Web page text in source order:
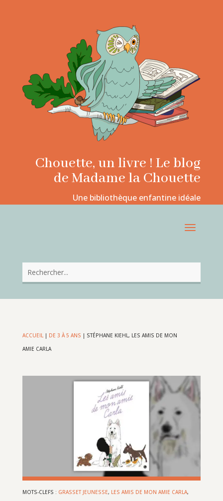
Chouette, un livre ! Le blog
de Madame la Chouette
Une bibliothèque enfantine idéale
ACCUEIL| DE 3 À 5 ANS | STÉPHANE KIEHL, LES AMIS DE MON
AMIE CARLA
MOTS-CLEFS : GRASSET JEUNESSE, LES AMIS DE MON AMIE CARLA,